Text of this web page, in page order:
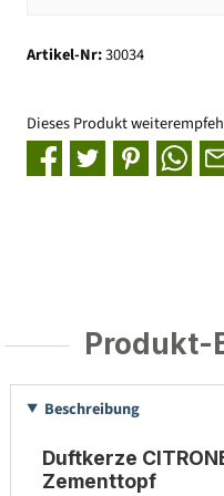
Artikel-Nr:30034
Dieses Produkt
Produkt-
Beschreibung
Duftkerze
Zementtopf